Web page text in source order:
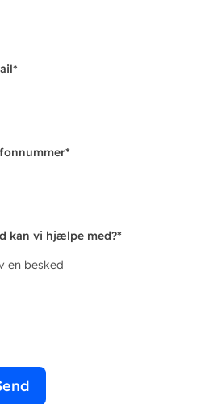
*
*
kan vi hjælpe med?*
en besked